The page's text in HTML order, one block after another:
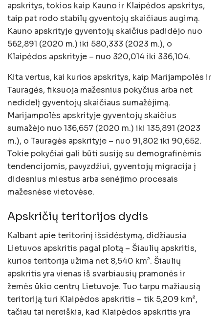
apskritys, tokios kaip Kauno ir Klaipėdos apskritys,
taip pat rodo stabilų gyventojų skaičiaus augimą.
Kauno apskrityje gyventojų skaičius padidėjo nuo
562,891 (2020 m.) iki 580,333 (2023 m.), o
Klaipėdos apskrityje – nuo 320,014 iki 336,104.
Kita vertus, kai kurios apskritys, kaip Marijampolės ir
Tauragės, fiksuoja mažesnius pokyčius arba net
nedidelį gyventojų skaičiaus sumažėjimą.
Marijampolės apskrityje gyventojų skaičius
sumažėjo nuo 136,657 (2020 m.) iki 135,891 (2023
m.), o Tauragės apskrityje – nuo 91,802 iki 90,652.
Tokie pokyčiai gali būti susiję su demografinėmis
tendencijomis, pavyzdžiui, gyventojų migracija į
didesnius miestus arba senėjimo procesais
mažesnėse vietovėse.
Apskričių teritorijos dydis
Kalbant apie teritorinį išsidėstymą, didžiausia
Lietuvos apskritis pagal plotą – Šiaulių apskritis,
kurios teritorija užima net 8,540 km². Šiaulių
apskritis yra vienas iš svarbiausių pramonės ir
žemės ūkio centrų Lietuvoje. Tuo tarpu mažiausią
teritoriją turi Klaipėdos apskritis – tik 5,209 km²,
tačiau tai nereiškia, kad Klaipėdos apskritis yra